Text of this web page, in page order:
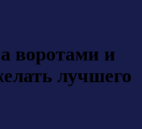
воротами и
лучшего